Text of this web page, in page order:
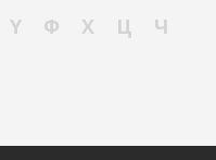
Ү Ф Х Ц
Ч